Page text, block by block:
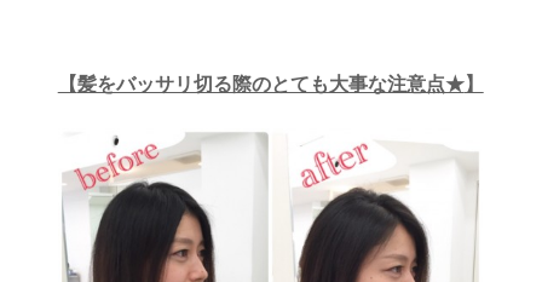
【髪をバッサリ切る際のとても大事な注意点★】